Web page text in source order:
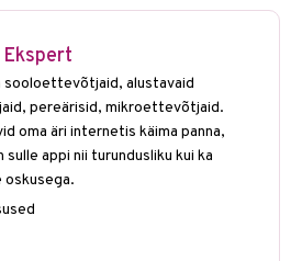
sooloettevõtjaid, alustavaid
pereärisid, mikroettevõtjaid.
oma äri internetis käima panna,
sulle appi nii turundusliku kui ka
oskusega.